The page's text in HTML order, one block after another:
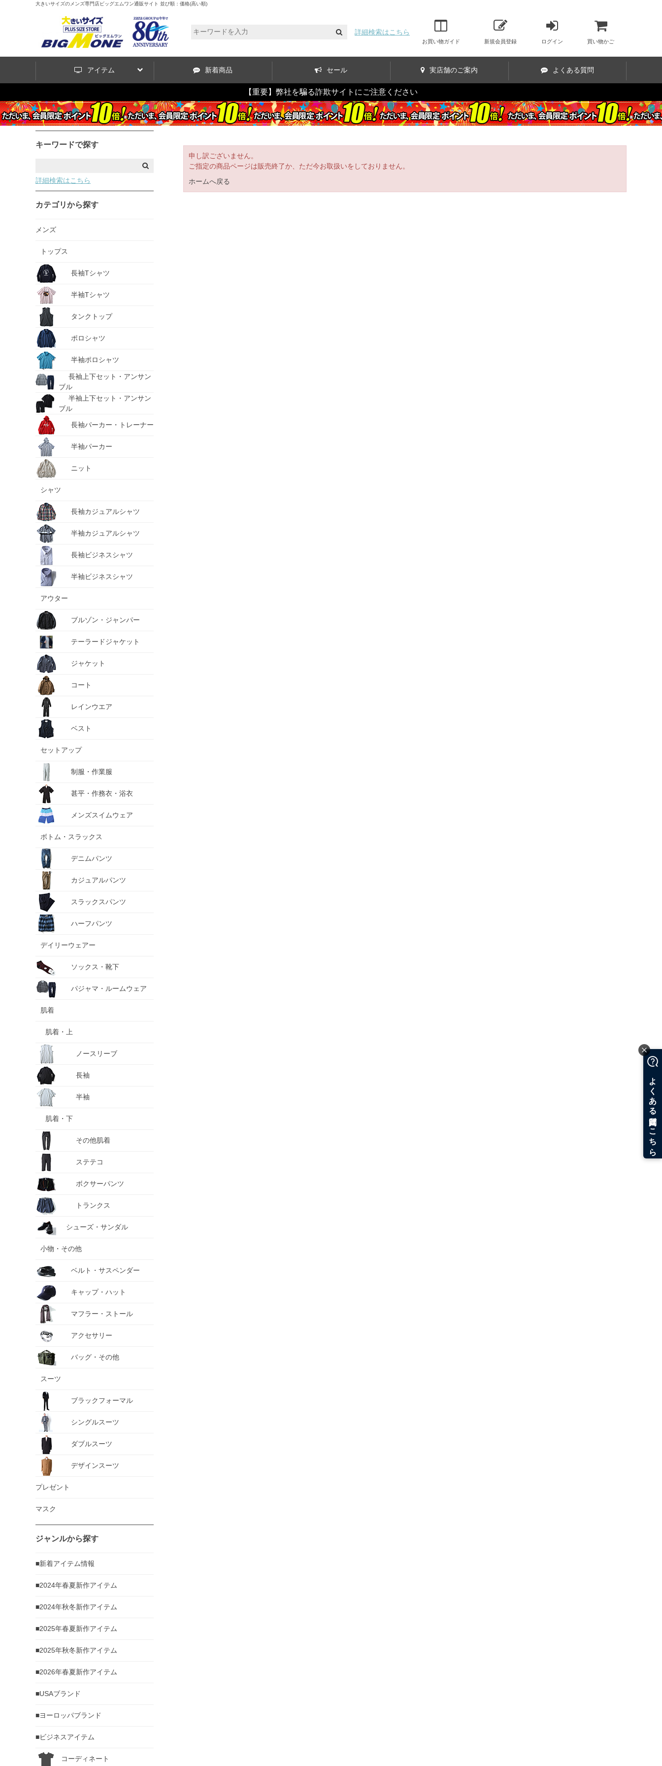
大きいサイズのメンズ専門店ビッグエムワン通販サイト 並び順：価格(高い順)
詳細検索はこちら
お買い物ガイド 新規会員登録 ログイン 買い物かご
アイテム 新着商品 セール 実店舗のご案内 よくある質問
【重要】弊社を騙る詐欺サイトにご注意ください
キーワードで探す
詳細検索はこちら
カテゴリから探す
メンズ
トップス
長袖Tシャツ
半袖Tシャツ
タンクトップ
ポロシャツ
半袖ポロシャツ
長袖上下セット・アンサン
ブル
半袖上下セット・アンサン
ブル
長袖パーカー・トレーナー
半袖パーカー
ニット
シャツ
長袖カジュアルシャツ
半袖カジュアルシャツ
長袖ビジネスシャツ
半袖ビジネスシャツ
アウター
ブルゾン・ジャンパー
テーラードジャケット
ジャケット
コート
レインウエア
ベスト
セットアップ
制服・作業服
甚平・作務衣・浴衣
メンズスイムウェア
ボトム・スラックス
デニムパンツ
カジュアルパンツ
スラックスパンツ
ハーフパンツ
デイリーウェアー
ソックス・靴下
パジャマ・ルームウェア
肌着
肌着・上
ノースリーブ
長袖
半袖
肌着・下
その他肌着
ステテコ
ボクサーパンツ
トランクス
シューズ・サンダル
小物・その他
ベルト・サスペンダー
キャップ・ハット
マフラー・ストール
アクセサリー
バッグ・その他
スーツ
ブラックフォーマル
シングルスーツ
ダブルスーツ
デザインスーツ
プレゼント
マスク
ジャンルから探す
■新着アイテム情報
■2024年春夏新作アイテム
■2024年秋冬新作アイテム
■2025年春夏新作アイテム
■2025年秋冬新作アイテム
■2026年春夏新作アイテム
■USAブランド
■ヨーロッパブランド
■ビジネスアイテム
コーディネート
申し訳ございません。
ご指定の商品ページは販売終了か、ただ今お取扱いをしておりません。
ホームへ戻る